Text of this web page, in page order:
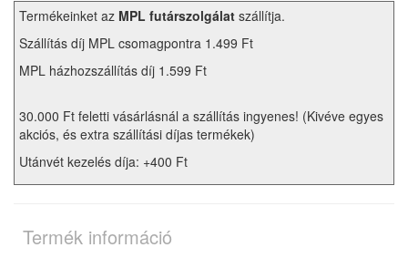
Termékeinket az MPL futárszolgálat szállítja.
Szállítás díj MPL csomagpontra 1.499 Ft
MPL házhozszállítás díj 1.599 Ft
30.000 Ft feletti vásárlásnál a szállítás ingyenes! (Kivéve egyes
akciós, és extra szállítási díjas termékek)
Utánvét kezelés díja: +400 Ft
Termék információ